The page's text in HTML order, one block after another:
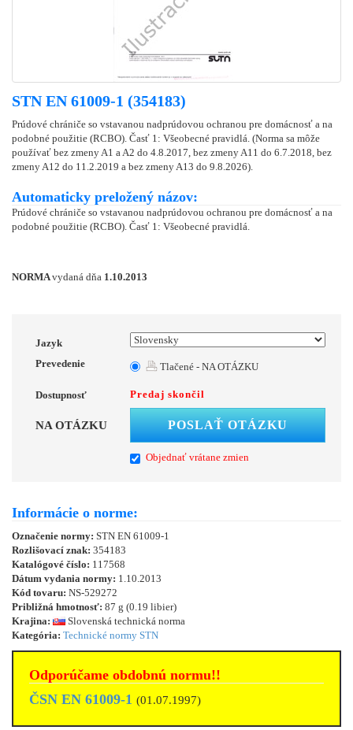
STN EN 61009-1 (354183)
Prúdové chrániče so vstavanou nadprúdovou ochranou pre domácnosť a na
podobné použitie (RCBO). Časť 1: Všeobecné pravidlá. (Norma sa môže
používať bez zmeny A1 a A2 do 4.8.2017, bez zmeny A11 do 6.7.2018, bez
zmeny A12 do 11.2.2019 a bez zmeny A13 do 9.8.2026).
Automaticky preložený názov:
Prúdové chrániče so vstavanou nadprúdovou ochranou pre domácnosť a na
podobné použitie (RCBO). Časť 1: Všeobecné pravidlá.
NORMAvydaná dňa 1.10.2013
Jazyk
Prevedenie
Tlačené - NA OTÁZKU
Dostupnosť Predaj skončil
NA OTÁZKU POSLAŤ OTÁZKU
Objednať vrátane zmien
Informácie o norme:
Označenie normy: STN EN 61009-1
Rozlišovací znak: 354183
Katalógové číslo: 117568
Dátum vydania normy: 1.10.2013
Kód tovaru: NS-529272
Približná hmotnosť: 87 g (0.19 libier)
Krajina:
Slovenská technická norma
Kategória: Technické normy STN
Odporúčame obdobnú normu!!
ČSN EN 61009-1 (01.07.1997)